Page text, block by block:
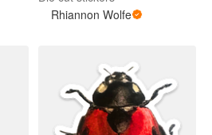
Rhiannon Wolfe